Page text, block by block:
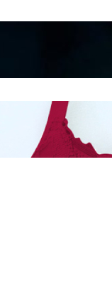
Kepribadian
Warna Bra